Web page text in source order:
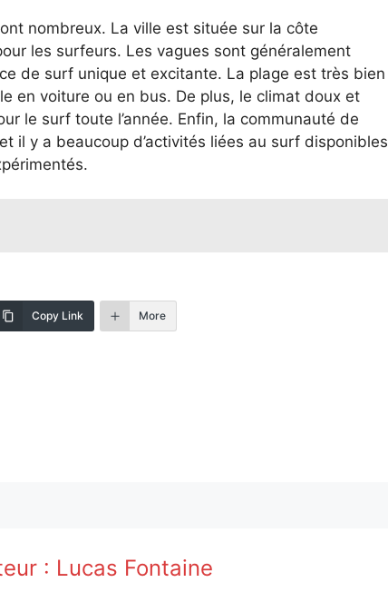
nombreux. La ville est située sur la côte
les surfeurs. Les vagues sont généralement
de surf unique et excitante. La plage est très bien
en voiture ou en bus. De plus, le climat doux et
le surf toute l’année. Enfin, la communauté de
il y a beaucoup d’activités liées au surf disponibles
Copy Link More
: Lucas Fontaine